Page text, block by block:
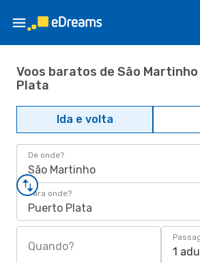
Voos baratos de São
Plata
Ida e volta
De onde?
São Martinho
Para onde?
Puerto Plata
Quando? 1